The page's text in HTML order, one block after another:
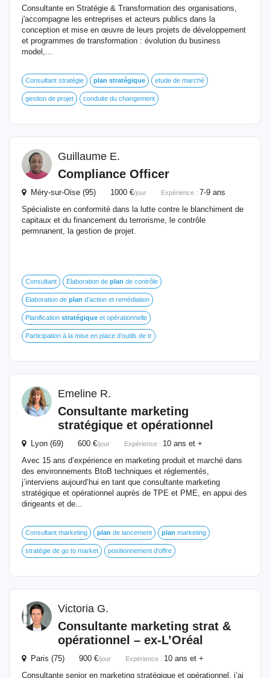
Consultante en Stratégie & Transformation des organisations,
j'accompagne les entreprises et acteurs publics dans la
conception et mise en œuvre de leurs projets de développement
et programmes de transformation : évolution du business
model,...
Consultant stratégie plan stratégique etude de marché
gestion de projet conduite du changement
Guillaume E.
Compliance Officer
Méry-sur-Oise (95) 1000 €/jour Expérience : 7-9 ans
Spécialiste en conformité dans la lutte contre le blanchiment de
capitaux et du financement du terrorisme, le contrôle
permnanent, la gestion de projet.
Consultant Elaboration de plan de contrôle
Elaboration de plan d’action et remédiation
Planification stratégique et opérationnelle
Participation à la mise en place d’outils de tr
Emeline R.
Consultante marketing
stratégique et opérationnel
Lyon (69) 600 €/jour Expérience : 10 ans et +
Avec 15 ans d’expérience en marketing produit et marché dans
des environnements BtoB techniques et réglementés,
j’interviens aujourd’hui en tant que consultante marketing
stratégique et opérationnel auprès de TPE et PME, en appui des
dirigeants et de...
Consultant marketing plan de lancement plan marketing
stratégie de go to market positionnement d'offre
Victoria G.
Consultante marketing strat &
opérationnel – ex-L’Oréal
Paris (75) 900 €/jour Expérience : 10 ans et +
Consultante senior en marketing stratégique et opérationnel, j’ai